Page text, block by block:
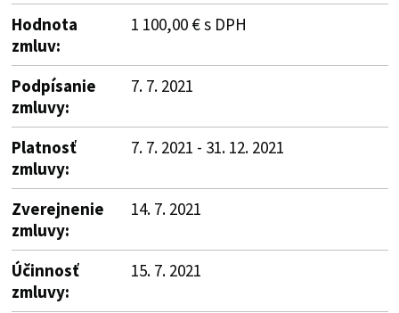
Hodnota
zmluv:
1 100,00 € s DPH
Podpísanie
zmluvy:
7. 7. 2021
Platnosť
zmluvy:
7. 7. 2021 - 31. 12. 2021
Zverejnenie
zmluvy:
14. 7. 2021
Účinnosť
zmluvy:
15. 7. 2021